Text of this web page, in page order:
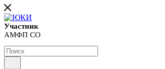
Участник
АМФП СО